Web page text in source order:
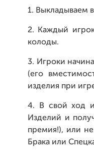
1. Выкладываем
2. Каждый
колоды.
3. Игроки
(его
изделия при
4. В свой ход
Изделий и
премия!), или
Брака или